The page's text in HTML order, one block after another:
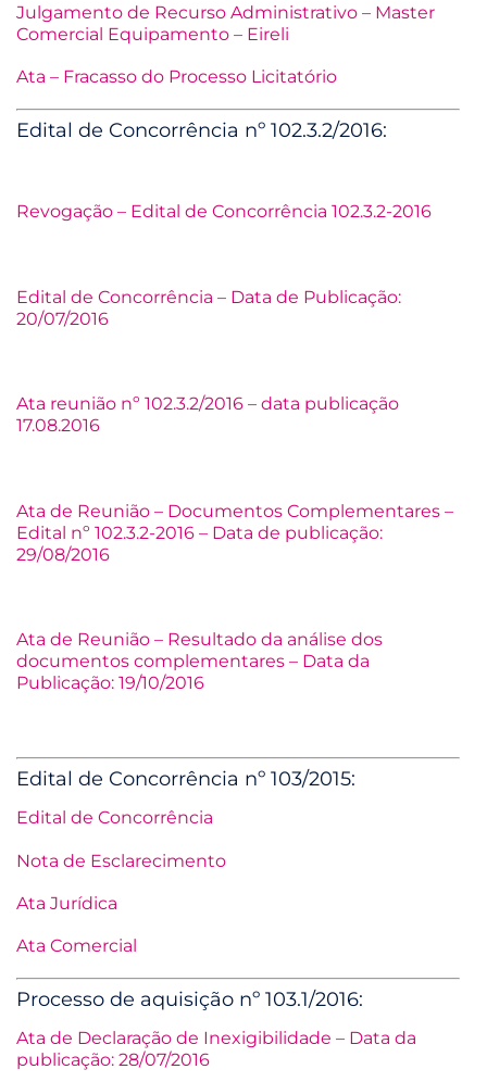
Julgamento de Recurso Administrativo – Master
Comercial Equipamento – Eireli
Ata – Fracasso do Processo Licitatório
Edital de Concorrência nº 102.3.2/2016:
Revogação – Edital de Concorrência 102.3.2-2016
Edital de Concorrência – Data de Publicação:
20/07/2016
Ata reunião nº 102.3.2/2016 – data publicação
17.08.2016
Ata de Reunião – Documentos Complementares –
Edital nº 102.3.2-2016 – Data de publicação:
29/08/2016
Ata de Reunião – Resultado da análise dos
documentos complementares – Data da
Publicação: 19/10/2016
Edital de Concorrência nº 103/2015:
Edital de Concorrência
Nota de Esclarecimento
Ata Jurídica
Ata Comercial
Processo de aquisição nº 103.1/2016:
Ata de Declaração de Inexigibilidade – Data da
publicação: 28/07/2016